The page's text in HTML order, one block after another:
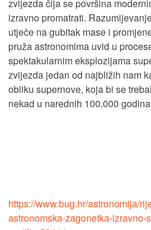
zvijezda čija se površina
izravno promatrati.
utječe na gubitak mase i
pruža astronomima uvid u
spektakularnim eksplozijama
zvijezda jedan od najbližih nam
obliku supernove, koja bi se
nekad u narednih 100.000
https://www.bug.hr/astronomija/
astronomska-zagonetka-